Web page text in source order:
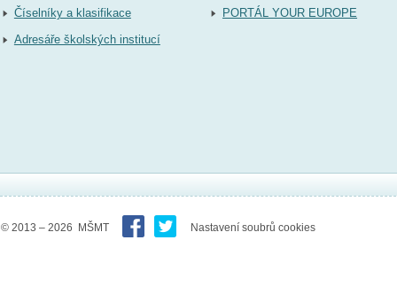
Číselníky a klasifikace
Adresáře školských institucí
PORTÁL YOUR EUROPE
© 2013 – 2026 MŠMT Nastavení soubrů cookies